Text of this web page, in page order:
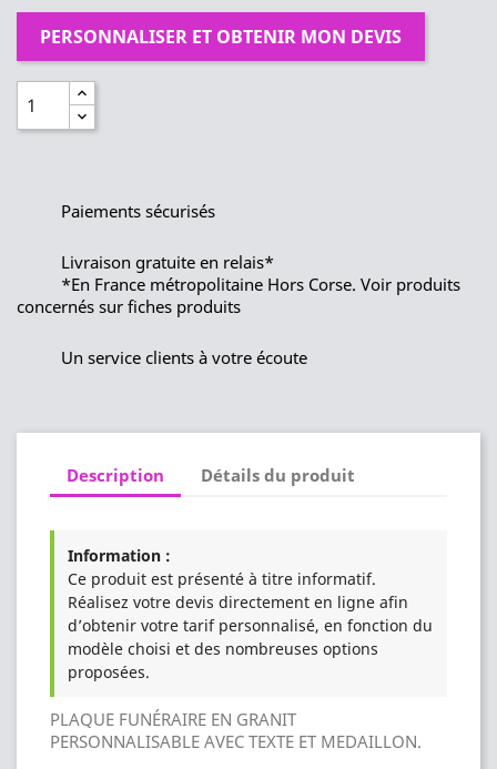
PERSONNALISER ET OBTENIR MON DEVIS
Paiements sécurisés
Livraison gratuite en relais*
*En France métropolitaine Hors Corse. Voir produits
concernés sur fiches produits
Un service clients à votre écoute
Description Détails du produit
Information :
Ce produit est présenté à titre informatif.
Réalisez votre devis directement en ligne afin
d’obtenir votre tarif personnalisé, en fonction du
modèle choisi et des nombreuses options
proposées.
PLAQUE FUNÉRAIRE EN GRANIT
PERSONNALISABLE AVEC TEXTE ET MEDAILLON.